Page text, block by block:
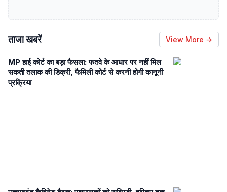
ताजा खबरें View More →
MP हाई कोर्ट का बड़ा फैसला: फतवे के आधार पर नहीं मिल
सकती तलाक की डिक्री, फैमिली कोर्ट से करनी होगी कानूनी
प्रक्रिया